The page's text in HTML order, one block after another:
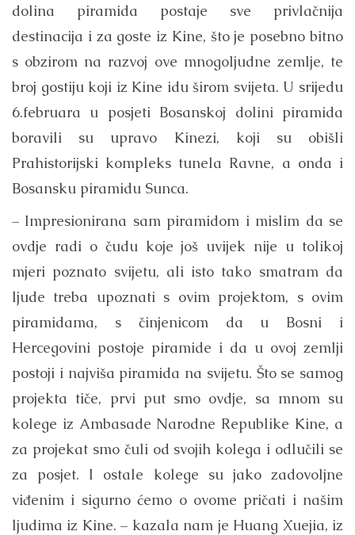
dolina piramida postaje sve privlačnija
destinacija i za goste iz Kine, što je posebno bitno
s obzirom na razvoj ove mnogoljudne zemlje, te
broj gostiju koji iz Kine idu širom svijeta. U srijedu
6.februara u posjeti Bosanskoj dolini piramida
boravili su upravo Kinezi, koji su obišli
Prahistorijski kompleks tunela Ravne, a onda i
Bosansku piramidu Sunca.
– Impresionirana sam piramidom i mislim da se
ovdje radi o čudu koje još uvijek nije u tolikoj
mjeri poznato svijetu, ali isto tako smatram da
ljude treba upoznati s ovim projektom, s ovim
piramidama, s činjenicom da u Bosni i
Hercegovini postoje piramide i da u ovoj zemlji
postoji i najviša piramida na svijetu. Što se samog
projekta tiče, prvi put smo ovdje, sa mnom su
kolege iz Ambasade Narodne Republike Kine, a
za projekat smo čuli od svojih kolega i odlučili se
za posjet. I ostale kolege su jako zadovoljne
viđenim i sigurno ćemo o ovome pričati i našim
ljudima iz Kine. – kazala nam je Huang Xuejia, iz